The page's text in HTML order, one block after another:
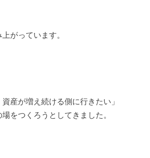
がっています。
資産が増え続ける側に行きたい」
をつくろうとしてきました。